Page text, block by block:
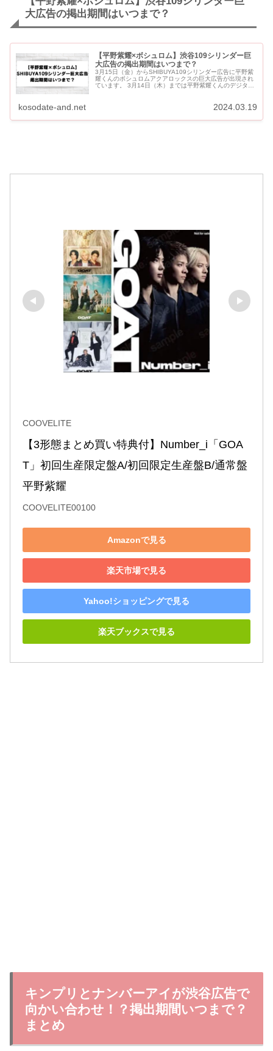
大広告の掲出期間はいつまで？
【平野紫耀×ボシュロム】渋谷109シリンダー巨
大広告の掲出期間はいつまで？
3月15日（金）からSHIBUYA109シリンダー広告に平野紫
耀くんのボシュロムアクアロックスの巨大広告が出現され
ています。 3月14日（木）までは平野紫耀くんのデジタル
kosodate-and.net 2024.03.19
COOVELITE
【3形態まとめ買い特典付】Number_i「GOA
T」初回生産限定盤A/初回限定生産盤B/通常盤
平野紫耀
COOVELITE00100
Amazonで見る
楽天市場で見る
Yahoo!ショッピングで見る
楽天ブックスで見る
キンプリとナンバーアイが渋谷広告で
向かい合わせ！？掲出期間いつまで？
まとめ